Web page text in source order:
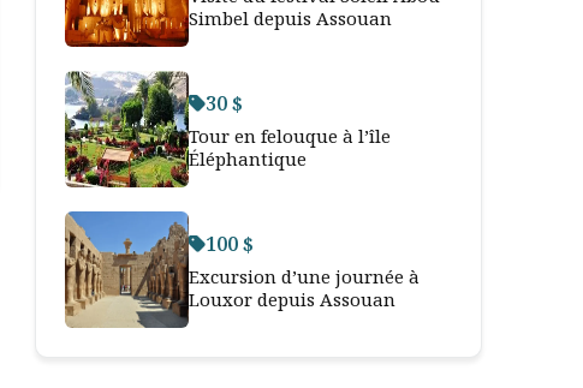
Simbel depuis Assouan
30 $
Tour en felouque à l’île
Éléphantique
100 $
Excursion d’une journée à
Louxor depuis Assouan